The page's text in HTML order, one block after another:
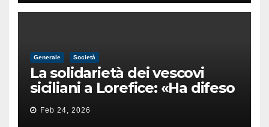
Generale Società
La solidarietà dei vescovi
siciliani a Lorefice: «Ha difeso
il valore e la dignità
dell’umanità»
Feb 24, 2026